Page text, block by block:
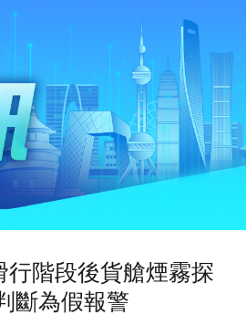
行階段後貨艙煙霧探
斷為假報警